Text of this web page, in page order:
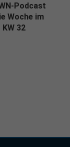
Podcast
Woche im
32